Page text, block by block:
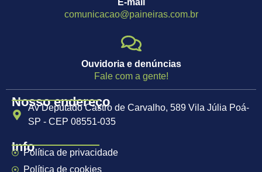
E-mail
comunicacao@paineiras.com.br
Ouvidoria e denúncias
Fale com a gente!
Nosso endereço
Av Deputado Castro de Carvalho, 589 Vila Júlia Poá-
SP - CEP 08551-035
InfoPolítica de privacidade
Política de cookies